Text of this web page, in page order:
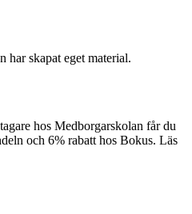
har skapat eget material.
hos Medborgarskolan får du
och 6% rabatt hos Bokus. Läs